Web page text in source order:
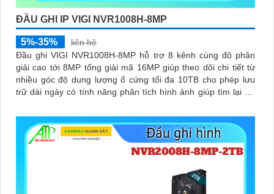
ĐẦU GHI IP VIGI NVR1008H-8MP
5%-35%
liên hệ
Đầu ghi VIGI NVR1008H-8MP hỗ trợ 8 kênh cùng độ phân
giải cao tới 8MP tổng giải mã 16MP giúp theo dõi chi tiết từ
nhiều góc độ dung lượng ổ cứng tối đa 10TB cho phép lưu
trữ dài ngày có tính năng phân tích hình ảnh giúp tìm lại dữ